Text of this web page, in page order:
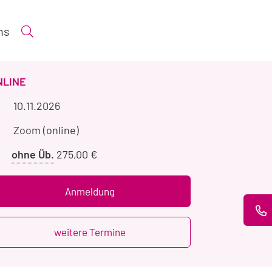
Suche öffnen
Veranstaltungszeitraum
10.11.2026
Veranstaltungsort
Zoom (online)
ohne Üb. Preis
Übernachtung
275,00 €
Anmeldung
weitere Termine